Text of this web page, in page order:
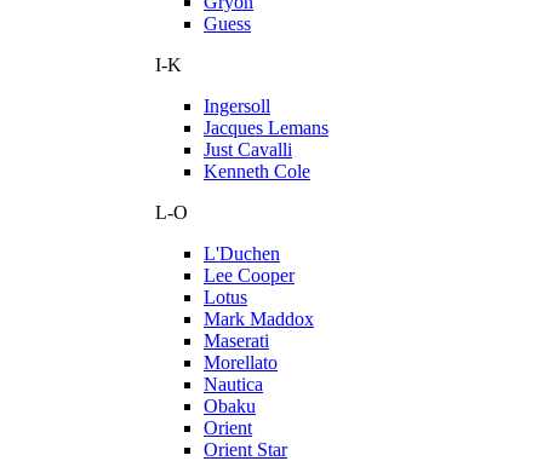
Guess
I-K
Ingersoll
Jacques Lemans
Just Cavalli
Kenneth Cole
L-O
L'Duchen
Lee Cooper
Lotus
Mark Maddox
Maserati
Morellato
Nautica
Obaku
Orient
Orient Star